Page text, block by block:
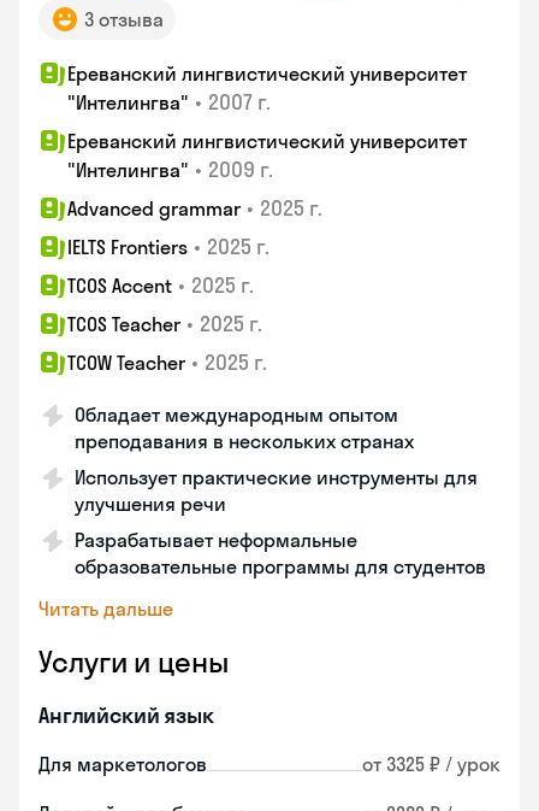
3 отзыва
Ереванский лингвистический университет
"Интелингва" • 2007 г.
Ереванский лингвистический университет
"Интелингва" • 2009 г.
Advanced grammar • 2025 г.
IELTS Frontiers • 2025 г.
TCOS Accent • 2025 г.
TCOS Teacher • 2025 г.
TCOW Teacher • 2025 г.
Обладает международным опытом
преподавания в нескольких странах
Использует практические инструменты для
улучшения речи
Разрабатывает неформальные
образовательные программы для студентов
Читать дальше
Услуги и цены
Английский язык
Для маркетологов от 3325 ₽ / урок